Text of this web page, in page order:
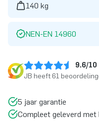
140 kg
NEN-EN 14960
9.6/10
JB heeft 61
5 jaar garantie
Compleet geleverd